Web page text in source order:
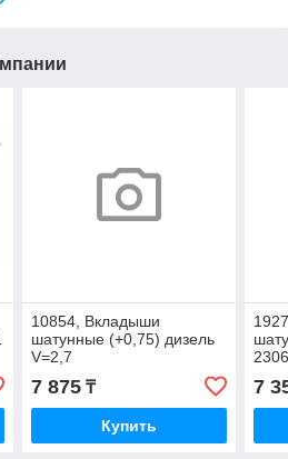
10854, Вкладыши
шатунные (+0,75) дизель
V=2,7
7 875₸
Купить
7